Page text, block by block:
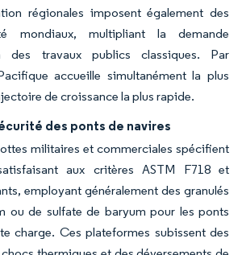
régionales imposent également des
mondiaux, multipliant la demande
des travaux publics classiques. Par
accueille simultanément la plus
de croissance la plus rapide.
des ponts de navires
militaires et commerciales spécifient
aux critères ASTM F718 et
employant généralement des granulés
ou de sulfate de baryum pour les ponts
charge. Ces plateformes subissent des